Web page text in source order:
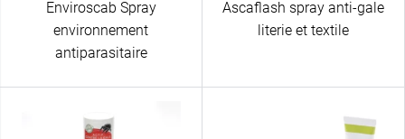
Enviroscab Spray
environnement
antiparasitaire
Ascaflash spray anti-gale
literie et textile